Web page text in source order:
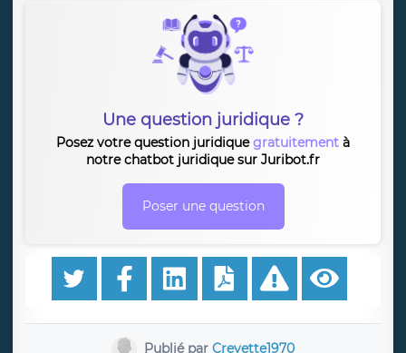
Une question juridique ?
Posez votre question juridiquegratuitement à
notre chatbot juridique sur Juribot.fr
Poser une question
Publié par Crevette1970